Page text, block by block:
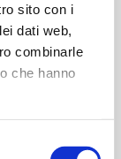
sito con i
dati web,
combinarle
che hanno
conforme ai
UNI CEI EN
elencati di